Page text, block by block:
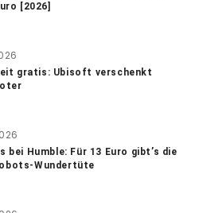
[2026]
gratis: Ubisoft verschenkt
bei Humble: Für 13 Euro gibt’s die
Wundertüte